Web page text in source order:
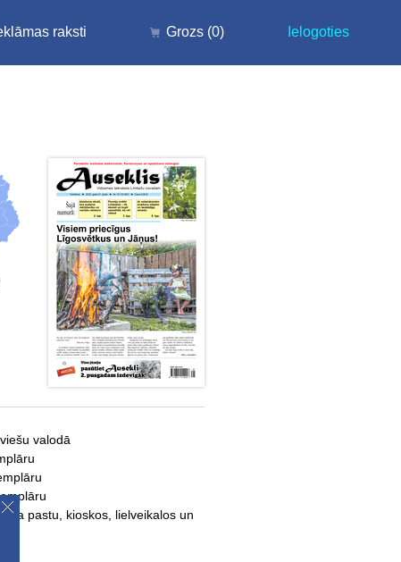
raksti Grozs (0) Ielogoties
valodā
- pa pastu, kioskos, lielveikalos un